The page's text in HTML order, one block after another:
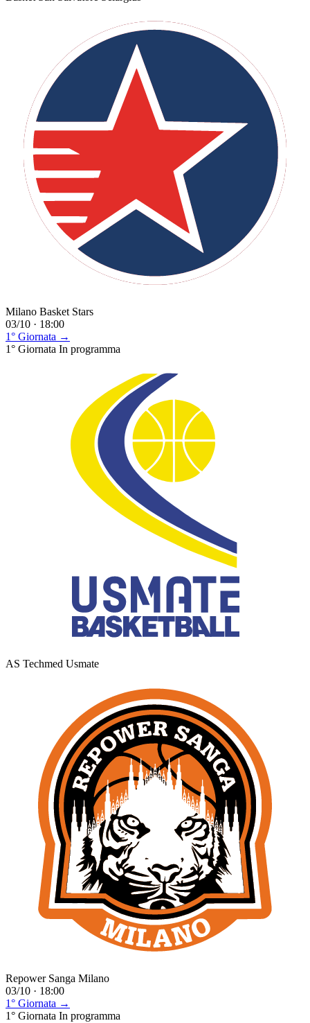
Milano Basket Stars
03/10 · 18:00
1° Giornata →
1° Giornata In programma
AS Techmed Usmate
Repower Sanga Milano
03/10 · 18:00
1° Giornata →
1° Giornata In programma